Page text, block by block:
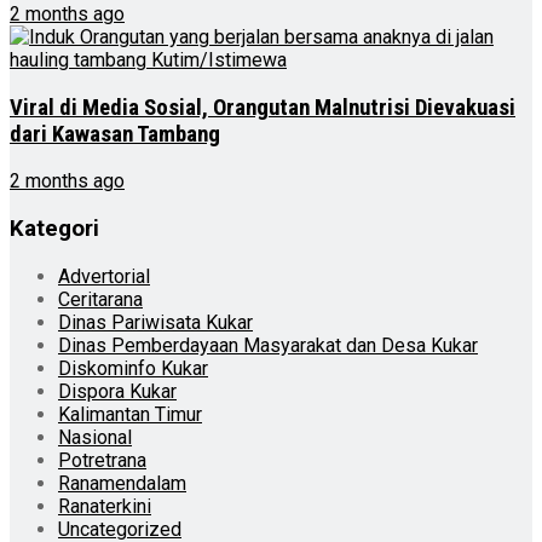
2 months ago
Viral di Media Sosial, Orangutan Malnutrisi Dievakuasi
dari Kawasan Tambang
2 months ago
Kategori
Advertorial
Ceritarana
Dinas Pariwisata Kukar
Dinas Pemberdayaan Masyarakat dan Desa Kukar
Diskominfo Kukar
Dispora Kukar
Kalimantan Timur
Nasional
Potretrana
Ranamendalam
Ranaterkini
Uncategorized